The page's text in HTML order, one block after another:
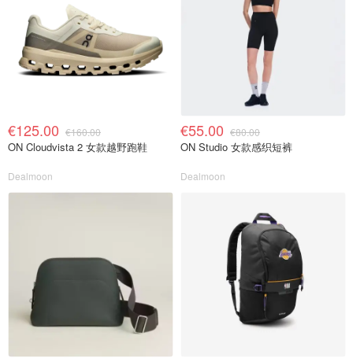
€125.00 €160.00
ON Cloudvista 2 女款越野跑鞋
Dealmoon
€55.00 €80.00
ON Studio 女款感织短裤
Dealmoon